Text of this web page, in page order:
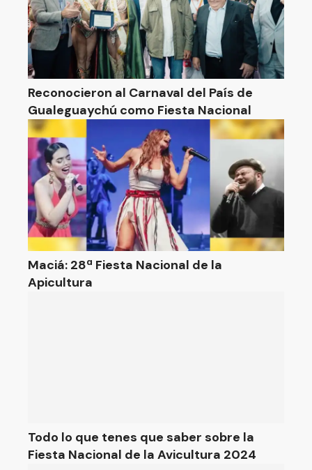
Reconocieron al Carnaval del País de
Gualeguaychú como Fiesta Nacional
Maciá: 28ª Fiesta Nacional de la
Apicultura
Todo lo que tenes que saber sobre la
Fiesta Nacional de la Avicultura 2024